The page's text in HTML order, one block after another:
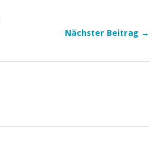
Nächster Beitrag →